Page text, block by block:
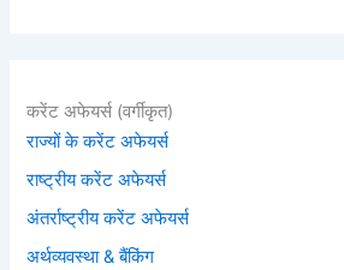
करेंट अफेयर्स (वर्गीकृत)
राज्यों के करेंट अफेयर्स
राष्ट्रीय करेंट अफेयर्स
अंतर्राष्ट्रीय करेंट अफेयर्स
अर्थव्यवस्था & बैंकिंग